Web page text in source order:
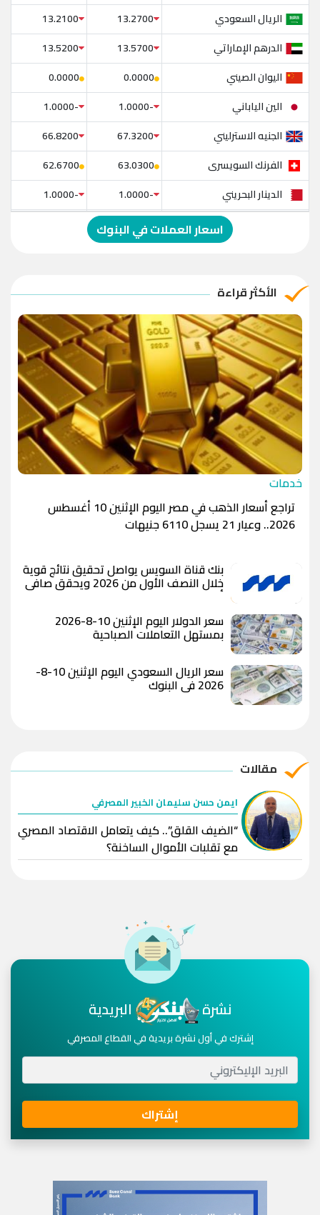
الريال السعودي 13.2700
13.2100
الدرهم الإماراتي
13.5700
13.5200
اليوان الصيني
0.0000
0.0000
الين الياباني
-1.0000
-1.0000
الجنيه الاسترليني
67.3200
66.8200
الفرنك السويسرى
63.0300
62.6700
الدينار البحريني
-1.0000
-1.0000
الدولار الإسترالي
-1.0000
الريال القطري
الدينار الأردني
-1.0000
-1.0000
اسعار العملات في البنوك
الأكثر قراءة
خدمات
تراجع أسعار الذهب في مصر اليوم الإثنين 10 أغسطس
2026.. وعيار 21 يسجل 6110 جنيهات
بنك قناة السويس يواصل تحقيق نتائج قوية
خلال النصف الأول من 2026 ويحقق صافي
أرباح يتجاوز 3.6 مليار جنيه مع ارتفاع إجمالي
الأصول بنسبة 13.6% مدعومًا بنمو متوازن
في مختلف قطاعات الأعمال سعر الدولار اليوم الإثنين 10-8-2026
بمستهل التعاملات الصباحية
سعر الريال السعودي اليوم الإثنين 10-8-
2026 في البنوك
مقالات
ايمن حسن سليمان الخبير المصرفي
“الضيف القلق”.. كيف يتعامل الاقتصاد المصري
مع تقلبات الأموال الساخنة؟
نشرة البريدية
إشترك في أول نشرة بريدية في القطاع المصرفي